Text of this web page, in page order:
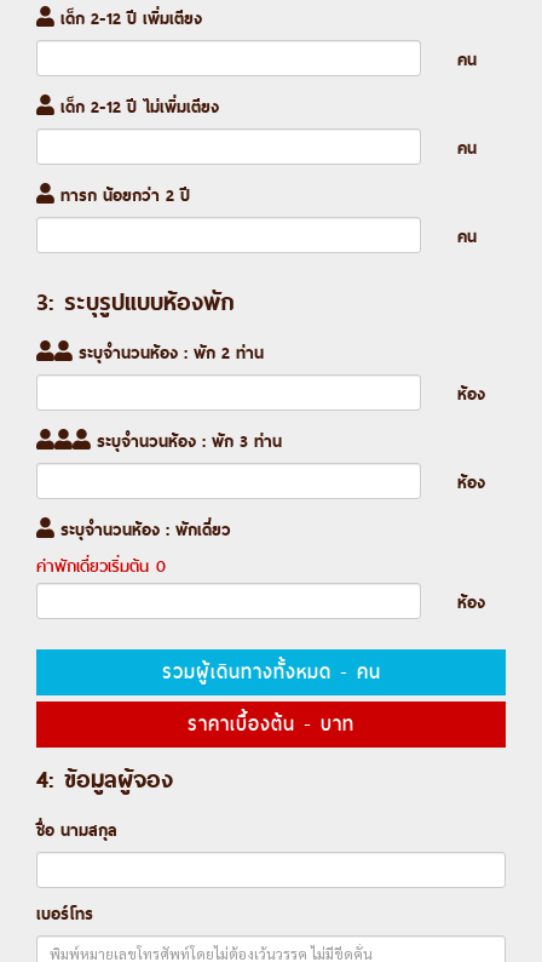
เด็ก 2-12 ปี เพิ่มเตียง
คน
เด็ก 2-12 ปี ไม่เพิ่มเตียง
คน
ทารก น้อยกว่า 2 ปี
คน
3: ระบุรูปแบบห้องพัก
ระบุจำนวนห้อง : พัก 2 ท่าน
ห้อง
ระบุจำนวนห้อง : พัก 3 ท่าน
ห้อง
ระบุจำนวนห้อง : พักเดี่ยว
ค่าพักเดี่ยวเริ่มต้น 0
ห้อง
รวมผู้เดินทางทั้งหมด - คน
ราคาเบื้องต้น - บาท
4: ข้อมูลผู้จอง
ชื่อ นามสกุล
เบอร์โทร